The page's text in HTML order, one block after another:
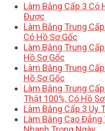
Làm Bằng Cấp 3 Có
Được
Làm Bằng Trung
Có Hồ Sơ Gốc
Làm Bằng Trung
Hồ Sơ Gốc
Làm Bằng Trung
Hồ Sơ Gốc
Làm Bằng Trung
Thật 100%, Có Hồ
Làm Bằng Cấp 3 Uy
Làm Bằng Cao Đẳng